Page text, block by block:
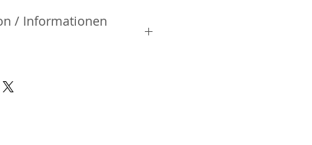
/ Informationen